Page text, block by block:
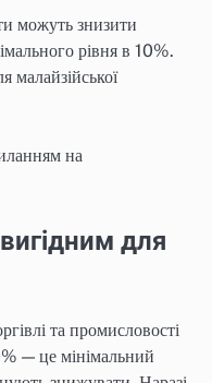
можуть знизити
рівня в 10%.
малайзійської
на
для
та промисловості
— це мінімальний